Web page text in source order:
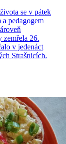
se v pátek
pedagogem
zemřela 26.
v jedenáct
Strašnicích.